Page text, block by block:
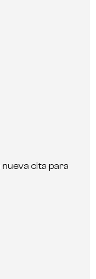
nueva cita para